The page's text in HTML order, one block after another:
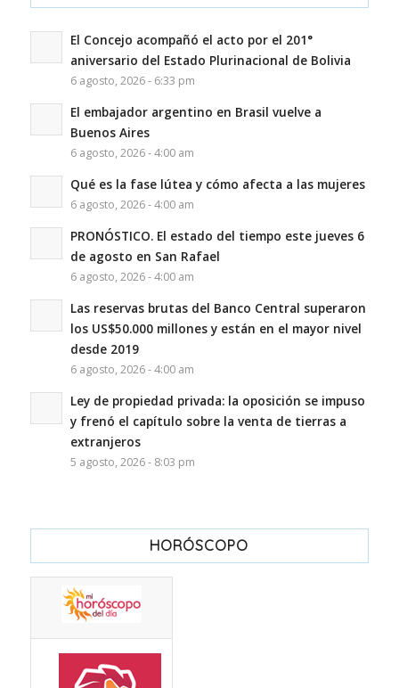
El Concejo acompañó el acto por el 201°
aniversario del Estado Plurinacional de Bolivia
6 agosto, 2026 - 6:33 pm
El embajador argentino en Brasil vuelve a
Buenos Aires
6 agosto, 2026 - 4:00 am
Qué es la fase lútea y cómo afecta a las mujeres
6 agosto, 2026 - 4:00 am
PRONÓSTICO. El estado del tiempo este jueves 6
de agosto en San Rafael
6 agosto, 2026 - 4:00 am
Las reservas brutas del Banco Central superaron
los US$50.000 millones y están en el mayor nivel
desde 2019
6 agosto, 2026 - 4:00 am
Ley de propiedad privada: la oposición se impuso
y frenó el capítulo sobre la venta de tierras a
extranjeros
5 agosto, 2026 - 8:03 pm
HORÓSCOPO